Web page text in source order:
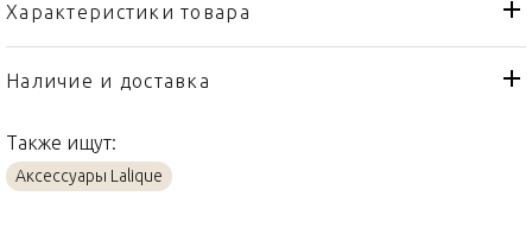
Характеристики товара
Тип товара
Статуэтка
Бренд
Страна производителя
Материал
Наличие и доставка
Также ищут:
Аксессуары Lalique